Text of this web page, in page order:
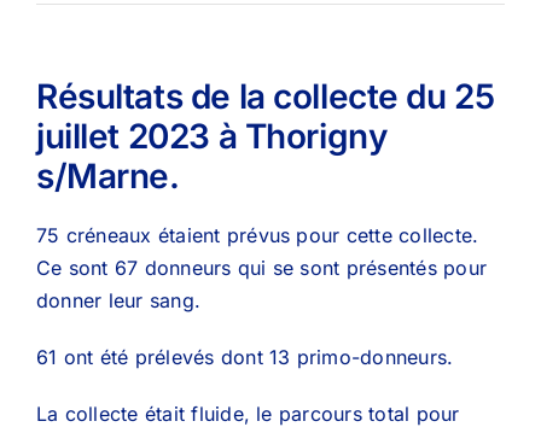
Résultats de la collecte du 25
juillet 2023 à Thorigny
s/Marne.
75 créneaux étaient prévus pour cette collecte.
Ce sont 67 donneurs qui se sont présentés pour
donner leur sang.
61 ont été prélevés dont 13 primo-donneurs.
La collecte était fluide, le parcours total pour